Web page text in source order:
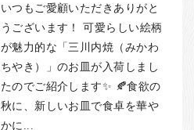
いつもご愛顧いただきありがと
うございます！ 可愛らしい絵柄
が魅力的な「三川内焼（みかわ
ちやき）」のお皿が入荷しまし
たのでご紹介します✨ 🍂食欲の
秋に、新しいお皿で食卓を華や
かに...